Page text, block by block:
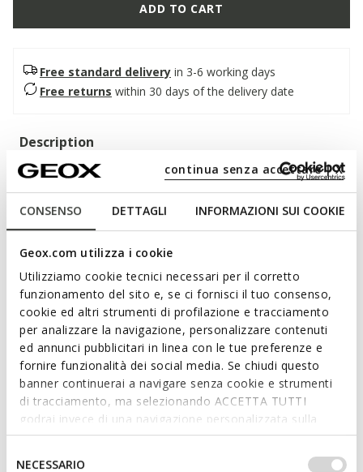
CONSENSO DETTAGLI INFORMAZIONI SUI COOKIE
Geox.com utilizza i cookie
Utilizziamo cookie tecnici necessari per il corretto
funzionamento del sito e, se ci fornisci il tuo consenso,
cookie ed altri strumenti di profilazione e tracciamento
per analizzare la navigazione, personalizzare contenuti
ed annunci pubblicitari in linea con le tue preferenze e
fornire funzionalità dei social media. Se chiudi questo
banner continuerai a navigare senza cookie e strumenti
di tracciamento, ma selezionando ACCETTA TUTTI
godrai invece di una navigazione personalizzata sulla
base dei tuoi gusti ed interessi. Selezionando
IMPOSTAZIONI potrai anche scegliere quali cookies ed
NECESSARIO
continua senza accettare | X
ADD TO CART
Free standard delivery in 3-6 working days
Free returns within 30 days of the delivery date
Description
Women's open sandal with double strap, with a
contemporary and relaxed attitude. In this black version
decorated with studs, it adds a bold twist to city looks.
Featuring an anatomical outsole, it is made of suede-effect
ITEM CODE: D55Y3I000AFC9999
Features
Quick and easy to put on
Thickness of sole: 2,5 cm / 1"
Lightweight footwear
Slip-on design allows you to slide the foot in swiftly